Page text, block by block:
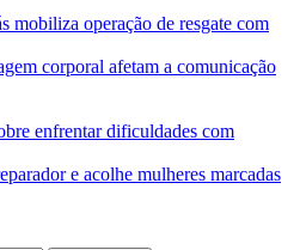
mobiliza operação de resgate com
corporal afetam a comunicação
enfrentar dificuldades com
e acolhe mulheres marcadas